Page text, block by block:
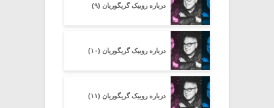
درباره روبیک گریگوریان (۹)
درباره روبیک گریگوریان (۱۰)
درباره روبیک گریگوریان (۱۱)